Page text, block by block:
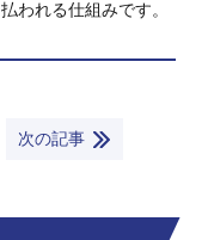
払われる仕組みです。
次の記事